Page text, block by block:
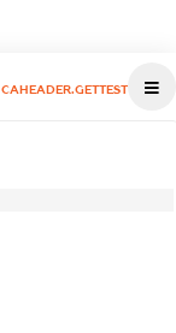
CAHEADER.GETTEST